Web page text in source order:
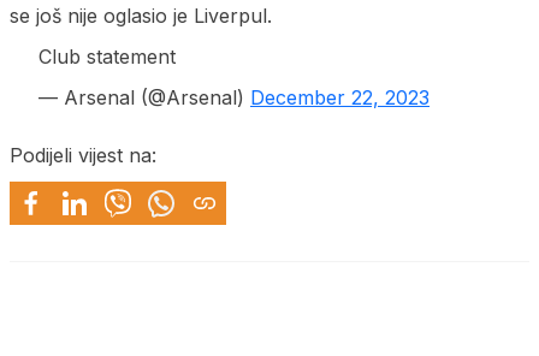
se još nije oglasio je Liverpul.
Club statement
— Arsenal (@Arsenal) December 22, 2023
Podijeli vijest na: